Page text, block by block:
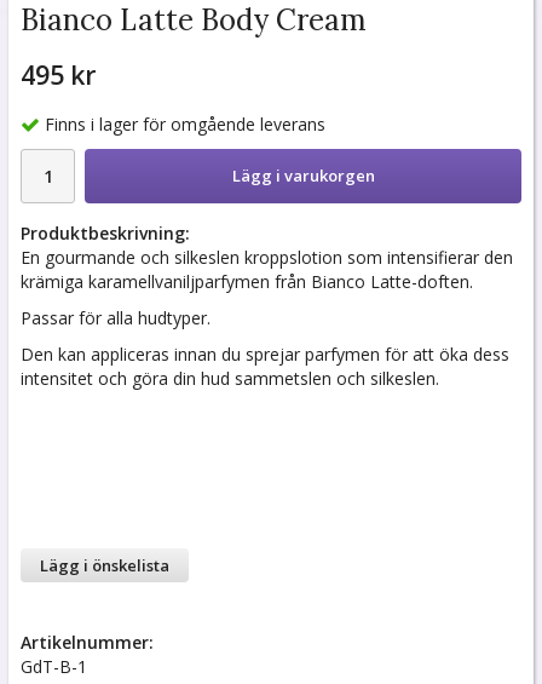
Bianco Latte Body Cream
495 kr
Finns i lager för omgående leverans
Lägg i varukorgen
Produktbeskrivning:
En gourmande och silkeslen kroppslotion som intensifierar den
krämiga karamellvaniljparfymen från Bianco Latte-doften.
Passar för alla hudtyper.
Den kan appliceras innan du sprejar parfymen för att öka dess
intensitet och göra din hud sammetslen och silkeslen.
Lägg i önskelista
Artikelnummer:
GdT-B-1